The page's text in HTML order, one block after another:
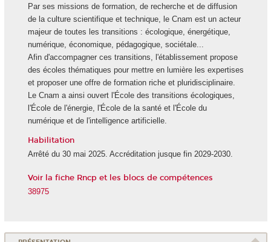
Par ses missions de formation, de recherche et de diffusion
de la culture scientifique et technique, le Cnam est un acteur
majeur de toutes les transitions : écologique, énergétique,
numérique, économique, pédagogique, sociétale...
Afin d'accompagner ces transitions, l'établissement propose
des écoles thématiques pour mettre en lumière les expertises
et proposer une offre de formation riche et pluridisciplinaire.
Le Cnam a ainsi ouvert l'École des transitions écologiques,
l'École de l'énergie, l'École de la santé et l'École du
numérique et de l'intelligence artificielle.
Habilitation
Arrêté du 30 mai 2025. Accréditation jusque fin 2029-2030.
Voir la fiche Rncp et les blocs de compétences
38975